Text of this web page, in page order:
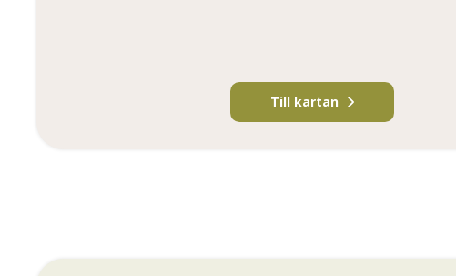
Till kartan